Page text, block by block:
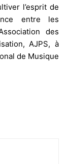
l’esprit de
entre les
des
AJPS, à
de Musique